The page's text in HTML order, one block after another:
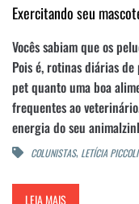
Exercitando seu
Vocês sabiam que os
Pois é, rotinas diárias de
pet quanto uma boa
frequentes ao
energia do seu
COLUNISTAS, LETÍCIA PICCOLI
LEIA MAIS